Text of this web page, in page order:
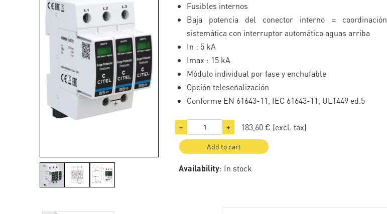
Fusibles internos
Baja potencia del conector interno = coordinación
sistemática con interruptor automático aguas arriba
In : 5 kA
Imax : 15 kA
Módulo individual por fase y enchufable
Opción teleseñalización
Conforme EN 61643-11, IEC 61643-11, UL1449 ed.5
− + 183,60 € (excl. tax)
Add to cart
Availability: In stock